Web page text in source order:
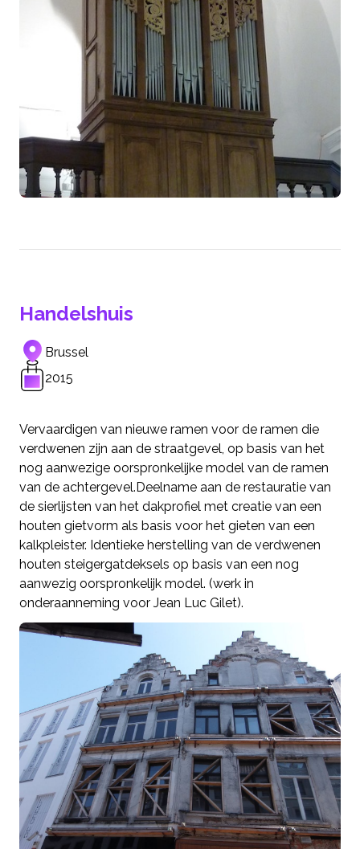
Handelshuis
Brussel
2015
Vervaardigen van nieuwe ramen voor de ramen die
verdwenen zijn aan de straatgevel, op basis van het
nog aanwezige oorspronkelijke model van de ramen
van de achtergevel.Deelname aan de restauratie van
de sierlijsten van het dakprofiel met creatie van een
houten gietvorm als basis voor het gieten van een
kalkpleister. Identieke herstelling van de verdwenen
houten steigergatdeksels op basis van een nog
aanwezig oorspronkelijk model. (werk in
onderaanneming voor Jean Luc Gilet).